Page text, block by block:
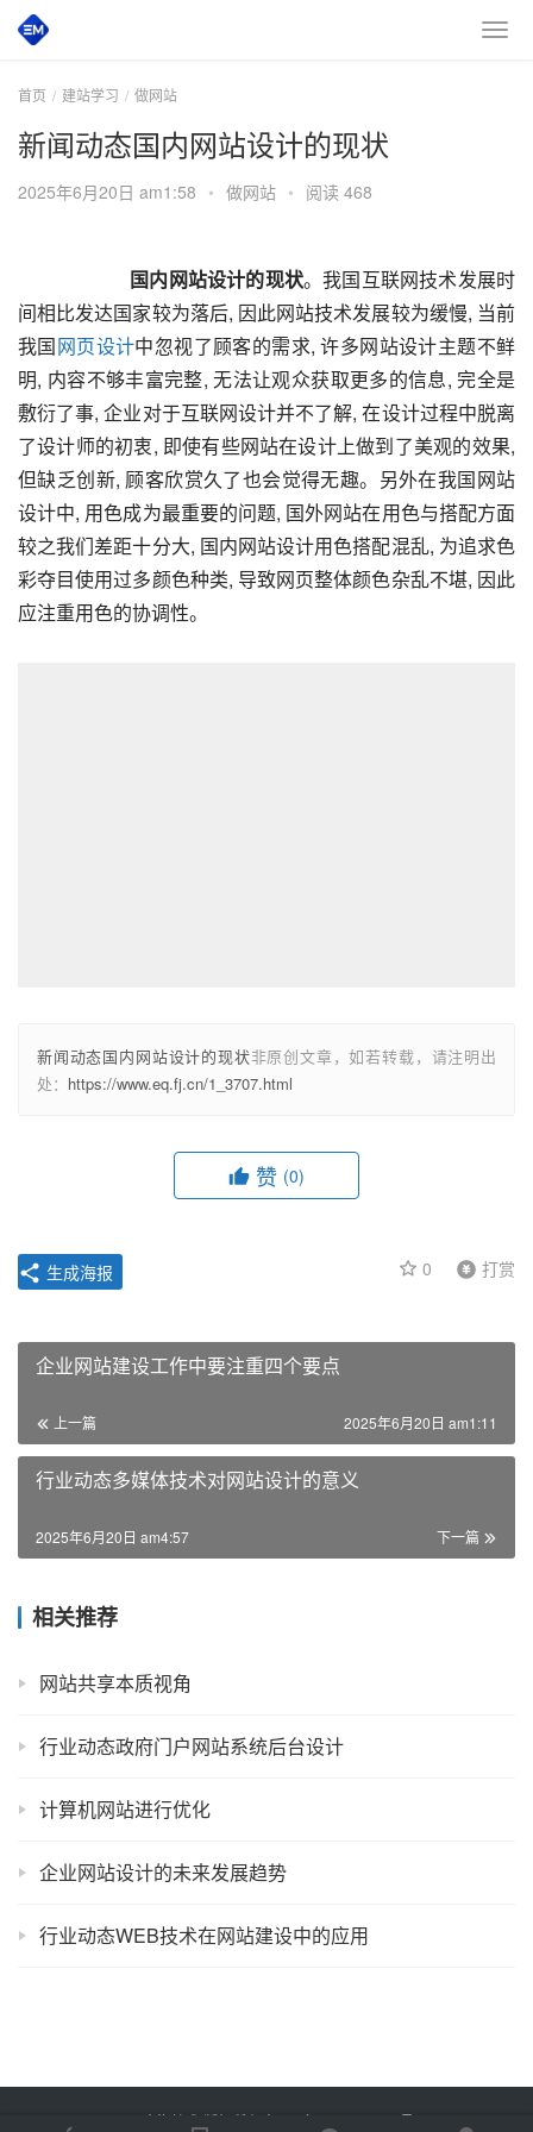
首页 建站学习 做网站
新闻动态国内网站设计的现状
2025年6月20日 am1:58 • 做网站 • 阅读 468
国内网站设计的现状。我国互联网技术发展时
间相比发达国家较为落后, 因此网站技术发展较为缓慢, 当前
我国网页设计中忽视了顾客的需求, 许多网站设计主题不鲜
明, 内容不够丰富完整, 无法让观众获取更多的信息, 完全是
敷衍了事, 企业对于互联网设计并不了解, 在设计过程中脱离
了设计师的初衷, 即使有些网站在设计上做到了美观的效果,
但缺乏创新, 顾客欣赏久了也会觉得无趣。 另外在我国网站
设计中, 用色成为最重要的问题, 国外网站在用色与搭配方面
较之我们差距十分大, 国内网站设计用色搭配混乱, 为追求色
彩夺目使用过多颜色种类, 导致网页整体颜色杂乱不堪, 因此
应注重用色的协调性。
新闻动态国内网站设计的现状非原创文章，如若转载，请注明出
处： https://www.eq.fj.cn/1_3707.html
赞 (0)
0 打赏
生成海报
企业网站建设工作中要注重四个要点
上一篇 2025年6月20日 am1:11
行业动态多媒体技术对网站设计的意义
下一篇
2025年6月20日 am4:57
相关推荐
网站共享本质视角
行业动态政府门户网站系统后台设计
计算机网站进行优化
企业网站设计的未来发展趋势
行业动态WEB技术在网站建设中的应用
Copyright © 2025 金海技术 版权所有 鲁ICP备2022012774号-2